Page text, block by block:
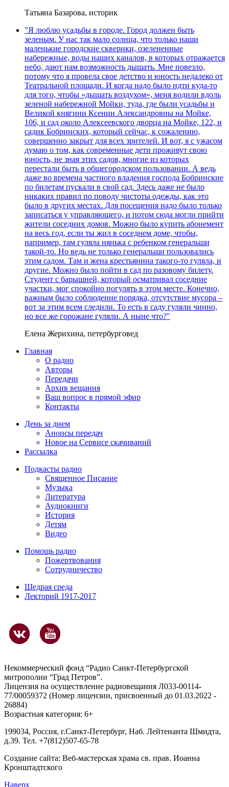
Татьяна Базарова, историк
"Я люблю усадьбы в городе. Город должен быть
зеленым. У нас так мало солнца, что только наши
маленькие городские скверики, озелененные
набережные, воды наших каналов, в которых отражается
небо, дают нам возможность дышать. Мне повезло,
потому что я провела свое детство и юность недалеко от
Театральной площади. И когда надо было идти куда-то
для того, чтобы «дышать воздухом», меня водили вдоль
зеленой набережной Мойки, туда, где были усадьбы и
Великой княгини Ксении Александровны на Мойке,
106, и сад около Алексеевского дворца на Мойке, 122, и
садик Бобринских, который сейчас, к сожалению,
совершенно закрыт для всех зрителей. И вот, я с ужасом
думаю о том, как современные дети проживут свою
юность, не зная этих садов, многие из которых
перестали быть в общегородском пользовании. А ведь
даже во времена частного владения господа Бобринские
по билетам пускали в свой сад. Здесь даже не было
никаких правил по поводу чистоты одежды, как это
было в других местах. Для посещения надо было только
записаться у управляющего, и потом сюда могли прийти
жители соседних домов. Можно было купить абонемент
на весь год, если ты жил в соседнем доме, чтобы,
например, там гуляла нянька с ребенком генеральши
такой-то. Но ведь не только генеральши пользовались
этим садом. Там и жена крестьянина такого-то гуляла, и
другие. Можно было пойти в сад по разовому билету.
Студент с барышней, который осматривал соседние
участки, мог спокойно погулять в этом месте. Конечно,
важным было соблюдение порядка, отсутствие мусора –
вот за этим всем следили. То есть в саду гуляли чинно,
но все же горожане гуляли. А ныне что?"
Елена Жерихина, петербурговед
Главная
О радио
Авторы
Передачи
Архив вещания
Ваш вопрос в прямой эфир
Контакты
День за днем
Анонсы передач
Новое на Сервисе скачиваний
Рассылка
Подкасты радио
Священное Писание
Музыка
Литература
Аудиокниги
История
Детям
Видео
Помощь радио
Пожертвования
Сотрудничество
Щедрая среда
Лекторий 1917-2017
Некоммерческий фонд “Радио Санкт-Петербургской
митрополии “Град Петров”.
Лицензия на осуществление радиовещания Л033-00114-
77/00059372 (Номер лицензии, присвоенный до 01.03.2022 -
26884)
Возрастная категория: 6+
199034, Россия, г.Санкт-Петербург, Наб. Лейтенанта Шмидта,
д.39. Тел. +7(812)507-65-78
Создание сайта: Веб-мастерская храма св. прав. Иоанна
Кронштадтского
Наверх